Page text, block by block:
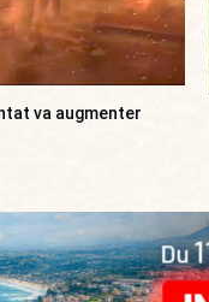
va augmenter